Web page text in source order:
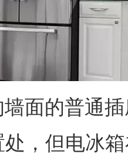
面的普通插
处，但电冰